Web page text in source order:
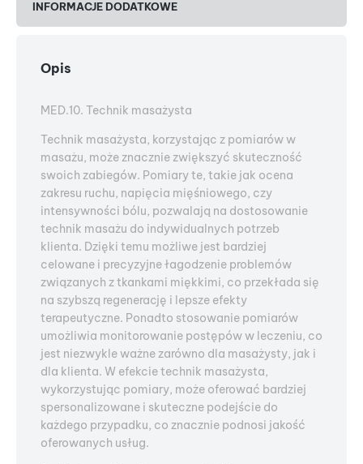
INFORMACJE DODATKOWE
Opis
MED.10. Technik masażysta
Technik masażysta, korzystając z pomiarów w
masażu, może znacznie zwiększyć skuteczność
swoich zabiegów. Pomiary te, takie jak ocena
zakresu ruchu, napięcia mięśniowego, czy
intensywności bólu, pozwalają na dostosowanie
technik masażu do indywidualnych potrzeb
klienta. Dzięki temu możliwe jest bardziej
celowane i precyzyjne łagodzenie problemów
związanych z tkankami miękkimi, co przekłada się
na szybszą regenerację i lepsze efekty
terapeutyczne. Ponadto stosowanie pomiarów
umożliwia monitorowanie postępów w leczeniu, co
jest niezwykle ważne zarówno dla masażysty, jak i
dla klienta. W efekcie technik masażysta,
wykorzystując pomiary, może oferować bardziej
spersonalizowane i skuteczne podejście do
każdego przypadku, co znacznie podnosi jakość
oferowanych usług.